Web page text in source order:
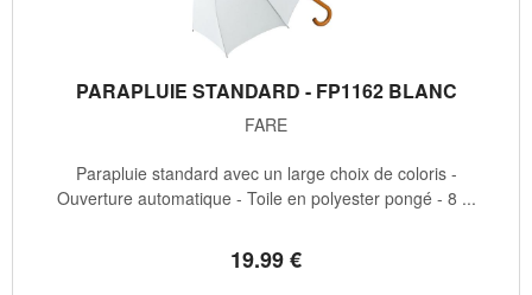
PARAPLUIE STANDARD - FP1162 BLANC
FARE
19.99€
Parapluie standard avec un large choix de coloris -
Ouverture automatique - Toile en polyester pongé - 8 ...